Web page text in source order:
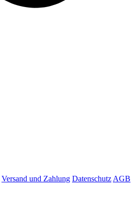
Versand und Zahlung DatenschutzAGB